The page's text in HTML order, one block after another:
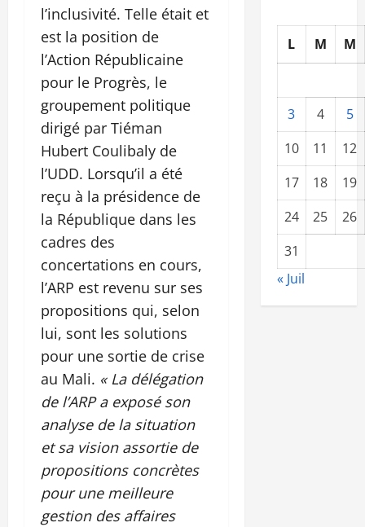
l’inclusivité. Telle était et
est la position de
l’Action Républicaine
pour le Progrès, le
groupement politique
dirigé par Tiéman
Hubert Coulibaly de
l’UDD. Lorsqu’il a été
reçu à la présidence de
la République dans les
cadres des
concertations en cours,
l’ARP est revenu sur ses
propositions qui, selon
lui, sont les solutions
pour une sortie de crise
au Mali. « La délégation
de l’ARP a exposé son
analyse de la situation
et sa vision assortie de
propositions concrètes
pour une meilleure
gestion des affaires
L M M
3 4
5
10
11
12
17
18
19
24
25
26
31
« Juil